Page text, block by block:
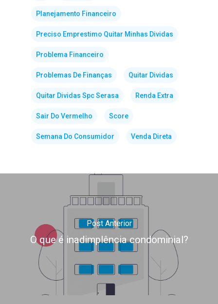
Planejamento Financeiro
Preciso Emprestimo Quitar Minhas Dividas
Problema Financeiro
Problemas De Finanças Quitar Dividas
Quitar Dividas Spc Serasa Renda Extra
Sair Do Vermelho Score
Semana Do Consumidor Venda Direta
Post Anterior
O que é inadimplência condominial?